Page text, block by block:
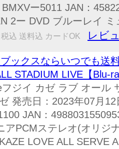
ー5011 JAN：
2ー DVD ブルーレイ
税込 送料込 カードOK レビ
ブックスならいつでも送
STADIUM LIVE【Blu-
フジイ カゼ ラブ オール
発売日：2023年07月
JAN：
アPCMステレオ(オリジ
LOVE ALL SERVE